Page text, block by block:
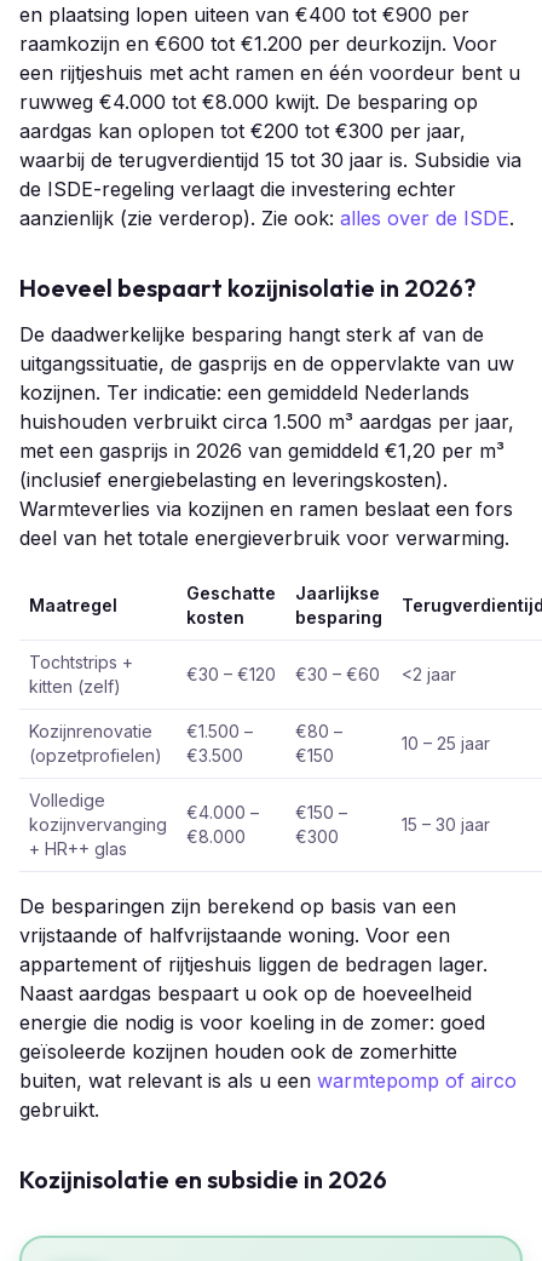
en plaatsing lopen uiteen van €400 tot €900 per
raamkozijn en €600 tot €1.200 per deurkozijn. Voor
een rijtjeshuis met acht ramen en één voordeur bent u
ruwweg €4.000 tot €8.000 kwijt. De besparing op
aardgas kan oplopen tot €200 tot €300 per jaar,
waarbij de terugverdientijd 15 tot 30 jaar is. Subsidie via
de ISDE-regeling verlaagt die investering echter
aanzienlijk (zie verderop). Zie ook: alles over de ISDE.
Hoeveel bespaart kozijnisolatie in 2026?
De daadwerkelijke besparing hangt sterk af van de
uitgangssituatie, de gasprijs en de oppervlakte van uw
kozijnen. Ter indicatie: een gemiddeld Nederlands
huishouden verbruikt circa 1.500 m³ aardgas per jaar,
met een gasprijs in 2026 van gemiddeld €1,20 per m³
(inclusief energiebelasting en leveringskosten).
Warmteverlies via kozijnen en ramen beslaat een fors
deel van het totale energieverbruik voor verwarming.
Maatregel
Geschatte
kosten
Jaarlijkse
besparing
Tochtstrips +
kitten (zelf)
€30 – €120 €30 – €60 <2 jaar
Kozijnrenovatie
(opzetprofielen)
€1.500 –
€3.500
€80 –
€150
10 – 25 jaar
Volledige
kozijnvervanging
+ HR++ glas
€4.000 –
€8.000
€150 –
€300
15 – 30 jaar
De besparingen zijn berekend op basis van een
vrijstaande of halfvrijstaande woning. Voor een
appartement of rijtjeshuis liggen de bedragen lager.
Naast aardgas bespaart u ook op de hoeveelheid
energie die nodig is voor koeling in de zomer: goed
geïsoleerde kozijnen houden ook de zomerhitte
buiten, wat relevant is als u een warmtepomp of airco
gebruikt.
Kozijnisolatie en subsidie in 2026